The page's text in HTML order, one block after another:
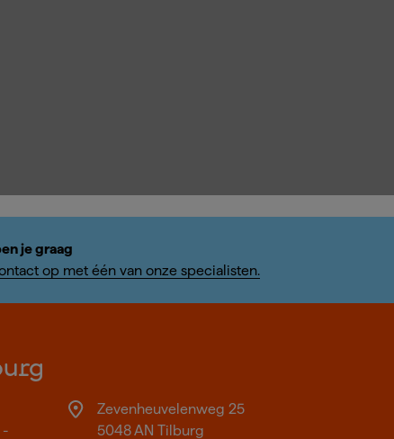
je graag
op met één van onze specialisten.
-
Zevenheuvelenweg 25
5048 AN Tilburg